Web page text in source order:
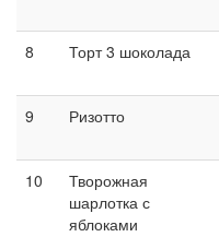
8 Торт 3 шоколада
9
Ризотто
10
Творожная
шарлотка с
яблоками